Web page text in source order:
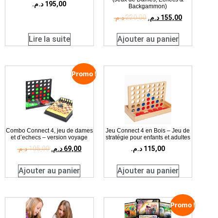
195,00 د.م.
Lire la suite
Backgammon)
220,00د.م. 155,00 د.م.
Ajouter au panier
Promo !
Combo Connect 4, jeu de dames
et d’echecs – version voyage
105,00د.م. 69,00 د.م.
Ajouter au panier
Jeu Connect 4 en Bois – Jeu de
stratégie pour enfants et adultes
115,00 د.م.
Ajouter au panier
Promo !